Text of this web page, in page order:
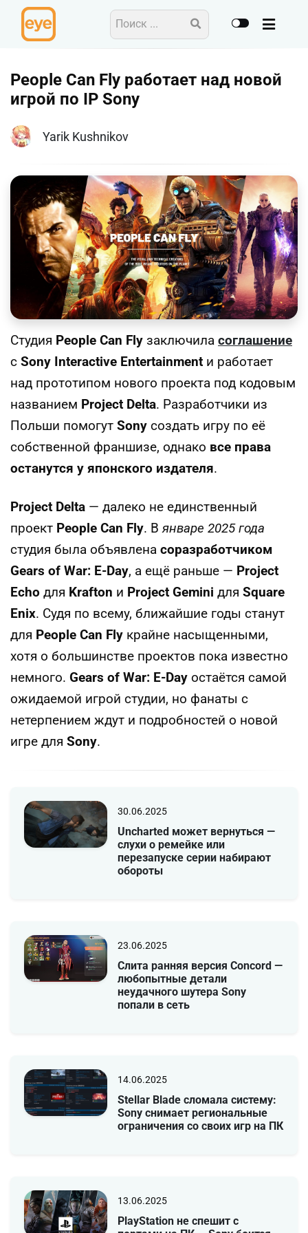
People Can Fly работает над новой
игрой по IP Sony
Yarik Kushnikov
Студия People Can Fly заключила соглашение
с Sony Interactive Entertainment и работает
над прототипом нового проекта под кодовым
названием Project Delta. Разработчики из
Польши помогут Sony создать игру по её
собственной франшизе, однако все права
останутся у японского издателя.
Project Delta — далеко не единственный
проект People Can Fly. Вянваре 2025 года
студия была объявлена соразработчиком
Gears of War: E-Day, а ещё раньше — Project
Echo для Krafton и Project Gemini для Square
Enix. Судя по всему, ближайшие годы станут
для People Can Fly крайне насыщенными,
хотя о большинстве проектов пока известно
немного. Gears of War: E-Day остаётся самой
ожидаемой игрой студии, но фанаты с
нетерпением ждут и подробностей о новой
игре для Sony.
30.06.2025
Uncharted может вернуться —
слухи о ремейке или
перезапуске серии набирают
обороты
23.06.2025
Слита ранняя версия Concord —
любопытные детали
неудачного шутера Sony
попали в сеть
14.06.2025
Stellar Blade сломала систему:
Sony снимает региональные
ограничения со своих игр на ПК
13.06.2025
PlayStation не спешит с